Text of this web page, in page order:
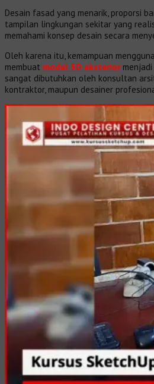
Desain fasad yang menarik, proporsi
tampilan lingkungan sekitar yang
memahami konsep desain secara
Oleh karena itu, kemampuan
membuat model 3D eksteriormenjadi
sangat dibutuhkan oleh konsultan
kontraktor, maupun desainer